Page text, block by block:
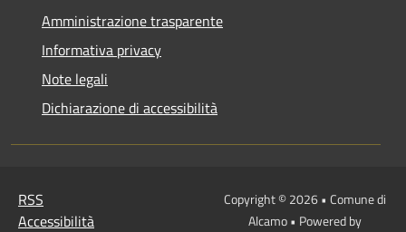
Amministrazione trasparente
Informativa privacy
Note legali
Dichiarazione di accessibilità
RSS
Accessibilità
Copyright © 2026 • Comune di
Alcamo • Powered by